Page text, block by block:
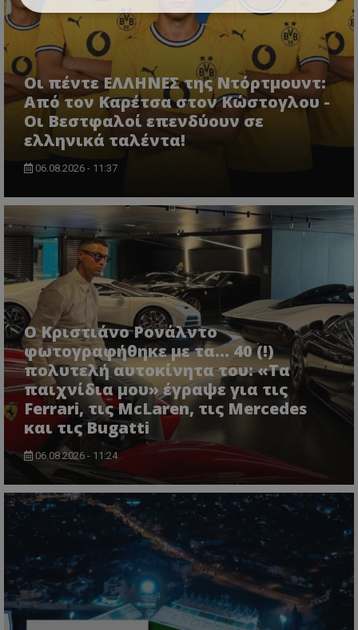
Οι πέντε ΕΛΛΗΝΕΣ της Ντόρτμουντ:
Από τον Καρέτσα στον Κώστογλου -
Οι Βεστφαλοί επενδύουν σε
ελληνικά ταλέντα!
06.08.2026 - 11:37
Ο Κριστιάνο Ρονάλντο
φωτογραφήθηκε με τα... 40 (!)
πολυτελή αυτοκίνητα του: «Τα
παιχνίδια μου» έγραψε για τις
Ferrari, τις McLaren, τις Mercedes
και τις Bugatti
06.08.2026 - 11:24